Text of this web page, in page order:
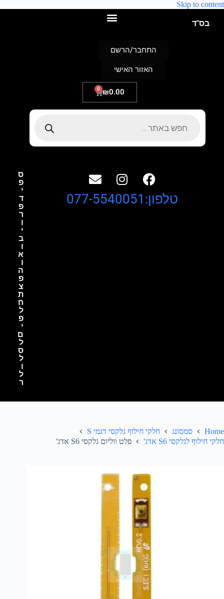
Skip to content
בס"ד
₪0.00
0
התחבר/הרשם
האזור האישי
ס
פ
י
ד
פ
ר
ו
י
ב
ו
א
ו
ה
פ
צ
ת
ח
ל
פ
י
ם
ל
ס
ל
ו
ל
ר
טלפון:077-5540051
Home סמסונג
חלקי חילוף גלקסי דגמי S
חלקי חילוף לגלקסי S6 אדג'
פלט ווליום גלקסי S6 אדג'